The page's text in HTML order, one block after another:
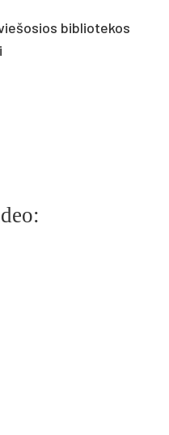
bibliotekos